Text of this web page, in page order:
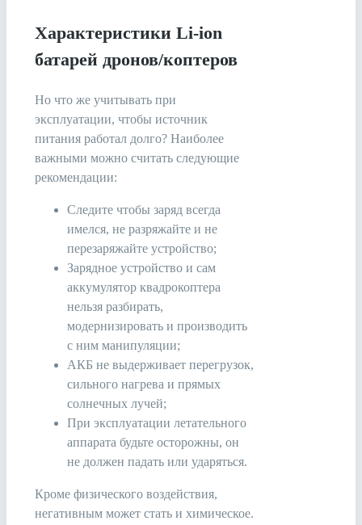
Характеристики Li-ion
батарей дронов/коптеров
Но что же учитывать при
эксплуатации, чтобы источник
питания работал долго? Наиболее
важными можно считать следующие
рекомендации:
Следите чтобы заряд всегда
имелся, не разряжайте и не
перезаряжайте устройство;
Зарядное устройство и сам
аккумулятор квадрокоптера
нельзя разбирать,
модернизировать и производить
с ним манипуляции;
АКБ не выдерживает перегрузок,
сильного нагрева и прямых
солнечных лучей;
При эксплуатации летательного
аппарата будьте осторожны, он
не должен падать или ударяться.
Кроме физического воздействия,
негативным может стать и химическое.